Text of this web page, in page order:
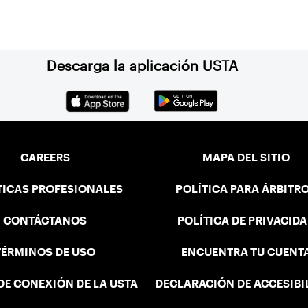
Descarga la aplicación USTA
CAREERS
PROFESIONALES
CONTÁCTANOS
DE USO
CONEXIÓN DE LA USTA
MAPA DEL SITIO
POLÍTICA PARA
POLÍTICA DE
ENCUENTRA TU
DECLARACIÓN DE